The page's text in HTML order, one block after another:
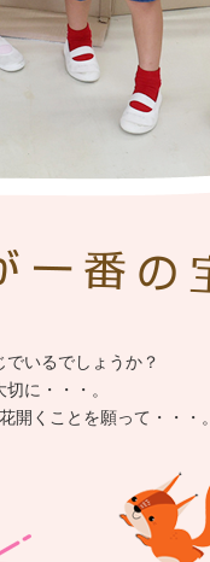
いるでしょうか？
に・・・。
開くことを願って・・・